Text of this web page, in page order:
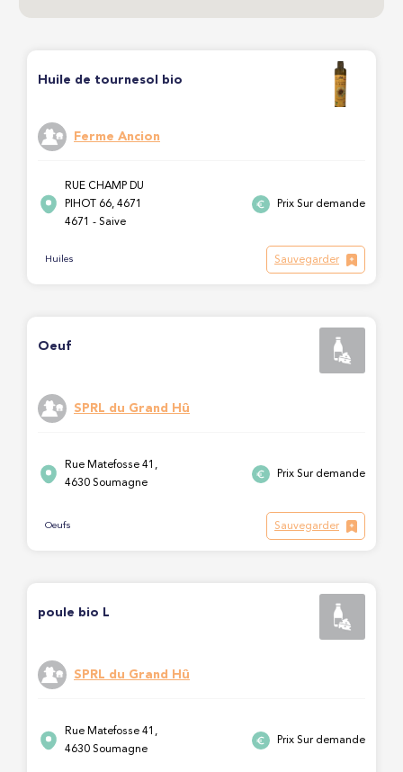
Huile de tournesol bio
Ferme Ancion
RUE CHAMP DU
PIHOT 66, 4671
4671 - Saive
Prix Sur demande
Huiles Sauvegarder
Oeuf
SPRL du Grand Hû
Rue Matefosse 41,
4630 Soumagne
Prix Sur demande
Oeufs Sauvegarder
poule bio L
SPRL du Grand Hû
Rue Matefosse 41,
4630 Soumagne
Prix Sur demande